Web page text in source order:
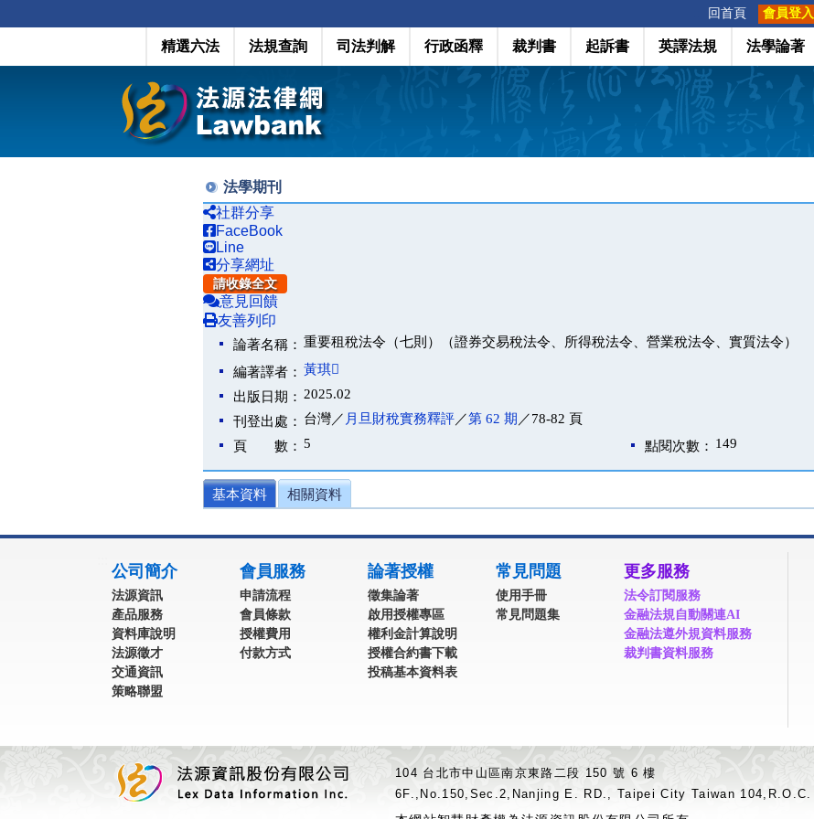
回首頁 會員登入
精選六法 法規查詢 司法判解 行政函釋 裁判書 起訴書 英譯法規 法學論著
法學期刊
社群分享
FaceBook
Line
分享網址
請收錄全文
意見回饋
友善列印
論著名稱： 重要租稅法令（七則）（證券交易稅法令、所得稅法令、營業稅法令、實質法令）
編著譯者： 黃琪
出版日期： 2025.02
刊登出處： 台灣／ 月旦財稅實務釋評／第 62 期 ／78-82 頁
頁 數： 5 點閱次數： 149
基本資料 相關資料
公司簡介
法源資訊
產品服務
資料庫說明
法源徵才
交通資訊
策略聯盟
會員服務
申請流程
會員條款
授權費用
付款方式
論著授權
徵集論著
啟用授權專區
權利金計算說明
授權合約書下載
投稿基本資料表
常見問題
使用手冊
常見問題集
更多服務
法令訂閱服務
金融法規自動關連AI
金融法遵外規資料服務
裁判書資料服務
104 台北市中山區南京東路二段 150 號 6 樓
6F.,No.150,Sec.2,Nanjing E. RD., Taipei City Taiwan 104,R.O.C.